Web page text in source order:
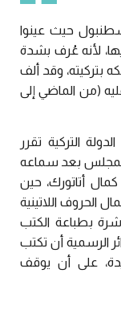
حيث عينوا
لأنه عُرف بشدة
بتركيته، وقد ألف
(من الماضي إلى
التركية تقرر
المجلس بعد سماعه
أتاتورك، حين
الحروف اللاتينية
بطباعة الكتب
الرسمية أن تكتب
على أن يوقف